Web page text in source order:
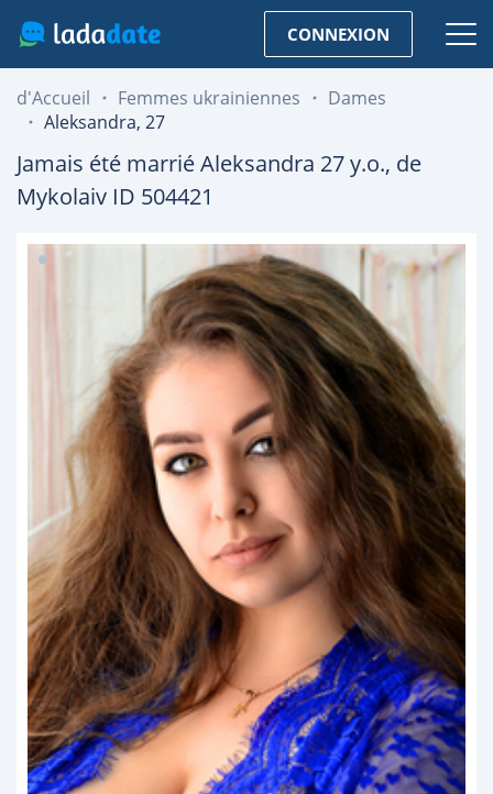
CONNEXION
d'Accueil Femmes ukrainiennes
Dames
Aleksandra, 27
Jamais été marriéAleksandra 27y.o., de
Mykolaiv ID 504421